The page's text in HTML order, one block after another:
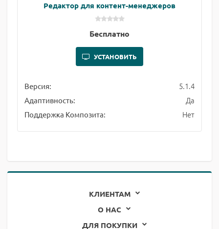
Редактор для контент-менеджеров
Бесплатно
УСТАНОВИТЬ
Версия: 5.1.4
Адаптивность: Да
Поддержка Композита: Нет
КЛИЕНТАМ
О НАС
ДЛЯ ПОКУПКИ